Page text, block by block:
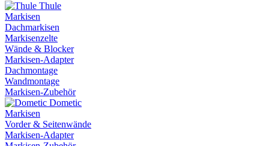
Thule
Markisen
Dachmarkisen
Markisenzelte
Wände & Blocker
Markisen-Adapter
Dachmontage
Wandmontage
Markisen-Zubehör
Dometic
Markisen
Vorder & Seitenwände
Markisen-Adapter